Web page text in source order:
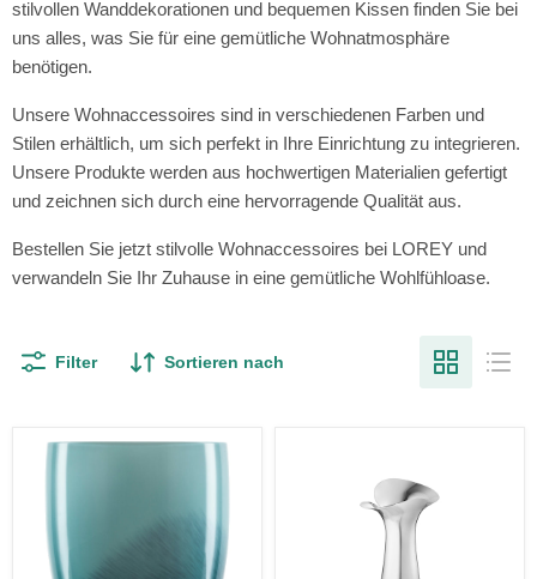
stilvollen Wanddekorationen und bequemen Kissen finden Sie bei
uns alles, was Sie für eine gemütliche Wohnatmosphäre
benötigen.
Unsere Wohnaccessoires sind in verschiedenen Farben und
Stilen erhältlich, um sich perfekt in Ihre Einrichtung zu integrieren.
Unsere Produkte werden aus hochwertigen Materialien gefertigt
und zeichnen sich durch eine hervorragende Qualität aus.
Bestellen Sie jetzt stilvolle Wohnaccessoires bei LOREY und
verwandeln Sie Ihr Zuhause in eine gemütliche Wohlfühloase.
Filter Sortieren nach